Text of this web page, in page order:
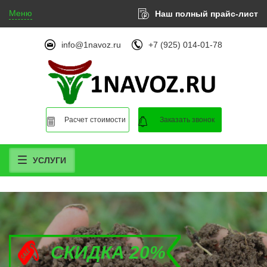
Меню Наш полный прайс-лист
info@1navoz.ru +7 (925) 014-01-78
Расчет стоимости Заказать звонок
УСЛУГИ
СКИДКА 20%
СКИДКА 20%
СКИДКА 20%